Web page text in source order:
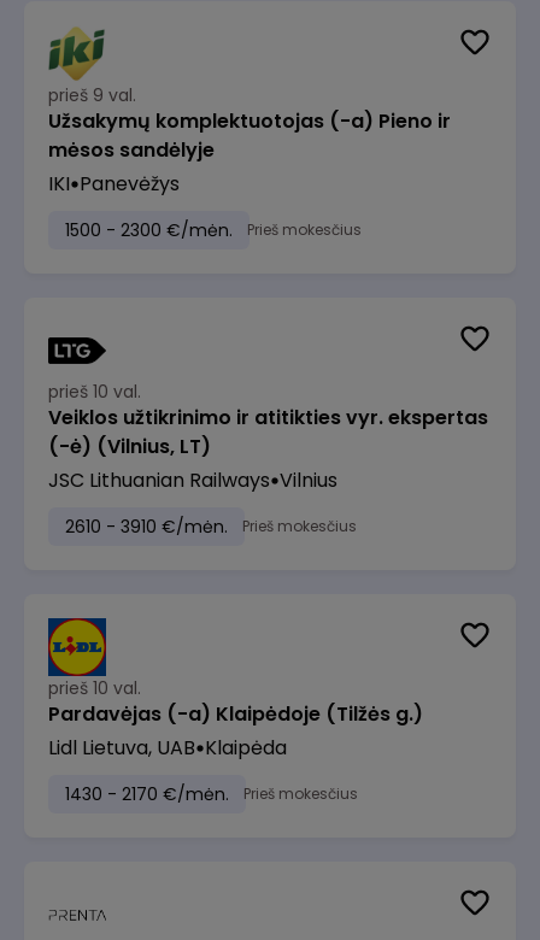
prieš 9 val.
Užsakymų komplektuotojas (-a) Pieno ir
mėsos sandėlyje
IKI Panevėžys
1500 - 2300 €/mėn. Prieš mokesčius
prieš 10 val.
Veiklos užtikrinimo ir atitikties vyr. ekspertas
(-ė) (Vilnius, LT)
JSC Lithuanian Railways Vilnius
2610 - 3910 €/mėn. Prieš mokesčius
prieš 10 val.
Pardavėjas (-a) Klaipėdoje (Tilžės g.)
Lidl Lietuva, UAB Klaipėda
1430 - 2170 €/mėn. Prieš mokesčius